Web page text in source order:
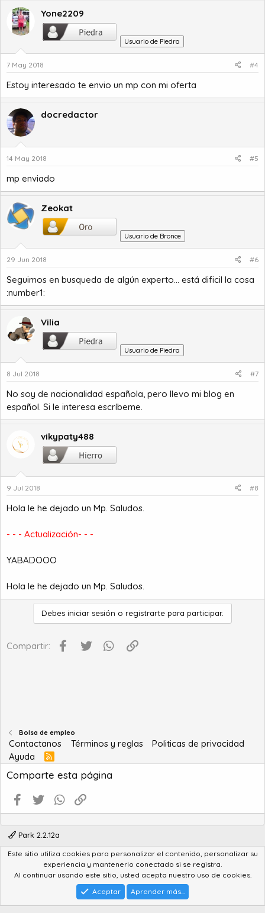
Yone2209
Usuario de Piedra
7 May 2018 #4
Estoy interesado te envio un mp con mi oferta
docredactor
14 May 2018 #5
mp enviado
Zeokat
Usuario de Bronce
29 Jun 2018 #6
Seguimos en busqueda de algún experto... está dificil la cosa
:number1:
Vilia
Usuario de Piedra
8 Jul 2018 #7
No soy de nacionalidad española, pero llevo mi blog en
español. Si le interesa escríbeme.
vikypaty488
9 Jul 2018 #8
Hola le he dejado un Mp. Saludos.
- - - Actualización- - -
YABADOOO
Hola le he dejado un Mp. Saludos.
Debes iniciar sesión o registrarte para participar.
Compartir: Facebook
Twitter WhatsApp
Bolsa de empleo
Contactanos Términos y reglas
Politicas de privacidad
Ayuda
R
S
S
Comparte esta página
Facebook
Twitter WhatsApp
Park 2.2.12a
Community platform by XenForo® © 2010-2022 XenForo Ltd.
Advanced Forum Stats by AddonFlare - Premium XF2 Addons
Feedback SystembyXenCentral.com
StylesFactory.pl
Este sitio utiliza cookies para personalizar el contenido, personalizar su
experiencia y mantenerlo conectado si se registra.
Al continuar usando este sitio, usted acepta nuestro uso de cookies.
Aceptar
Aprender más...